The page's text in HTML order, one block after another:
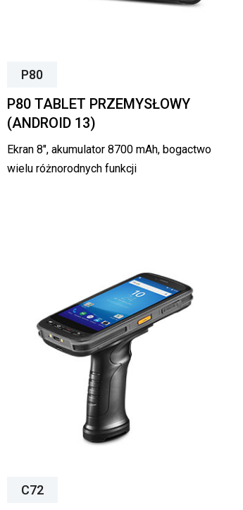
P80
P80 TABLET PRZEMYSŁOWY
(ANDROID 13)
Ekran 8″, akumulator 8700 mAh, bogactwo
wielu różnorodnych funkcji
C72